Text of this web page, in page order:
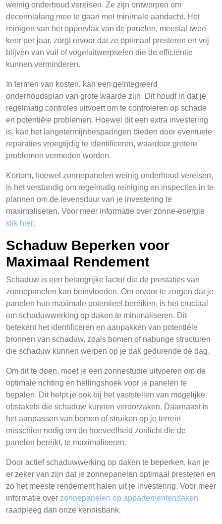
weinig onderhoud vereisen. Ze zijn ontworpen om
decennialang mee te gaan met minimale aandacht. Het
reinigen van het oppervlak van de panelen, meestal twee
keer per jaar, zorgt ervoor dat ze optimaal presteren en vrij
blijven van vuil of vogeluitwerpselen die de efficiëntie
kunnen verminderen.
In termen van kosten, kan een geïntegreerd
onderhoudsplan van grote waarde zijn. Dit houdt in dat je
regelmatig controles uitvoert om te controleren op schade
en potentiële problemen. Hoewel dit een extra investering
is, kan het langetermijnbesparingen bieden door eventuele
reparaties vroegtijdig te identificeren, waardoor grotere
problemen vermeden worden.
Kortom, hoewel zonnepanelen weinig onderhoud vereisen,
is het verstandig om regelmatig reiniging en inspecties in te
plannen om de levensduur van je investering te
maximaliseren. Voor meer informatie over zonne-energie
klik hier.
Schaduw Beperken voor
Maximaal Rendement
Schaduw is een belangrijke factor die de prestaties van
zonnepanelen kan beïnvloeden. Om ervoor te zorgen dat je
panelen hun maximale potentieel bereiken, is het cruciaal
om schaduwwerking op daken te minimaliseren. Dit
betekent het identificeren en aanpakken van potentiële
bronnen van schaduw, zoals bomen of naburige structuren
die schaduw kunnen werpen op je dak gedurende de dag.
Om dit te doen, moet je een zonnestudie uitvoeren om de
optimale richting en hellingshoek voor je panelen te
bepalen. Dit helpt je ook bij het vaststellen van mogelijke
obstakels die schaduw kunnen veroorzaken. Daarnaast is
het aanpassen van bomen of struiken op je terrein
misschien nodig om de hoeveelheid zonlicht die de
panelen bereikt, te maximaliseren.
Door actief schaduwwerking op daken te beperken, kan je
er zeker van zijn dat je zonnepanelen optimaal presteren en
zo het meeste rendement halen uit je investering. Voor meer
informatie over zonnepanelen op appartementendaken
raadpleeg dan onze kennisbank.